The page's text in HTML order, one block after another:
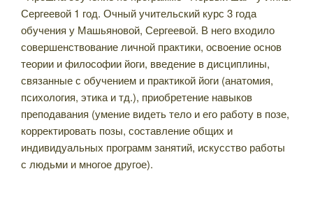
Сергеевой 1 год. Очный учительский курс 3 года
обучения у Машьяновой, Сергеевой. В него входило
совершенствование личной практики, освоение основ
теории и философии йоги, введение в дисциплины,
связанные с обучением и практикой йоги (анатомия,
психология, этика и тд.), приобретение навыков
преподавания (умение видеть тело и его работу в позе,
корректировать позы, составление общих и
индивидуальных программ занятий, искусство работы
с людьми и многое другое).